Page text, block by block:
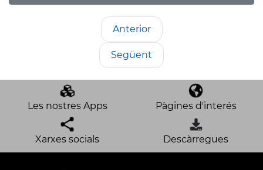
Anterior
Següent
Les nostres Apps Pàgines d'interés
Xarxes socials Descàrregues